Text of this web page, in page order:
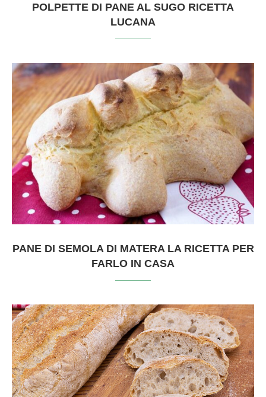
POLPETTE DI PANE AL SUGO RICETTA
LUCANA
PANE DI SEMOLA DI MATERA LA RICETTA PER
FARLO IN CASA